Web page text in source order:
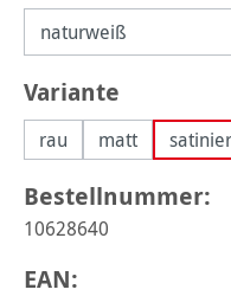
Variante
rau matt
Bestellnummer:
10628640
EAN: